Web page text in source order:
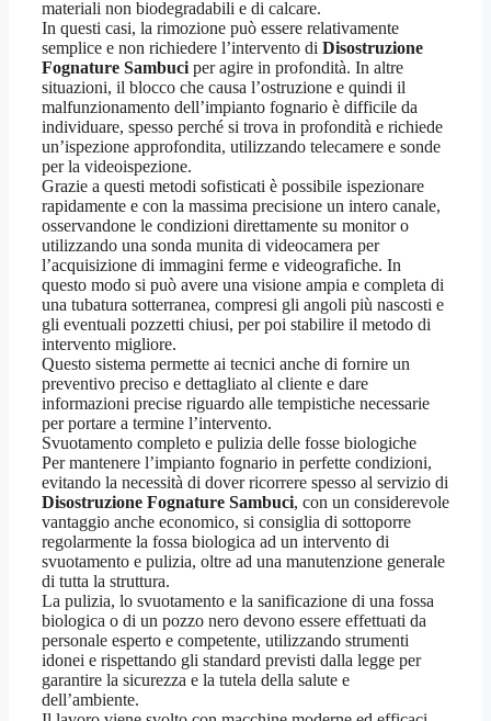
materiali non biodegradabili e di calcare.
In questi casi, la rimozione può essere relativamente
semplice e non richiedere l’intervento di Disostruzione
Fognature Sambuciper agire in profondità. In altre
situazioni, il blocco che causa l’ostruzione e quindi il
malfunzionamento dell’impianto fognario è difficile da
individuare, spesso perché si trova in profondità e richiede
un’ispezione approfondita, utilizzando telecamere e sonde
per la videoispezione.
Grazie a questi metodi sofisticati è possibile ispezionare
rapidamente e con la massima precisione un intero canale,
osservandone le condizioni direttamente su monitor o
utilizzando una sonda munita di videocamera per
l’acquisizione di immagini ferme e videografiche. In
questo modo si può avere una visione ampia e completa di
una tubatura sotterranea, compresi gli angoli più nascosti e
gli eventuali pozzetti chiusi, per poi stabilire il metodo di
intervento migliore.
Questo sistema permette ai tecnici anche di fornire un
preventivo preciso e dettagliato al cliente e dare
informazioni precise riguardo alle tempistiche necessarie
per portare a termine l’intervento.
Svuotamento completo e pulizia delle fosse biologiche
Per mantenere l’impianto fognario in perfette condizioni,
evitando la necessità di dover ricorrere spesso al servizio di
Disostruzione Fognature Sambuci, con un considerevole
vantaggio anche economico, si consiglia di sottoporre
regolarmente la fossa biologica ad un intervento di
svuotamento e pulizia, oltre ad una manutenzione generale
di tutta la struttura.
La pulizia, lo svuotamento e la sanificazione di una fossa
biologica o di un pozzo nero devono essere effettuati da
personale esperto e competente, utilizzando strumenti
idonei e rispettando gli standard previsti dalla legge per
garantire la sicurezza e la tutela della salute e
dell’ambiente.